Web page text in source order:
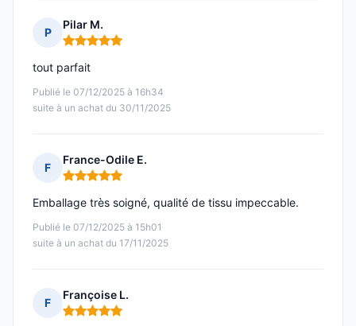
P
Pilar M.
Note : 5 sur 5
Publié le 07/12/2025 à 16h34
suite à un achat du 30/11/2025
tout parfait
F
France-Odile E.
Note : 5 sur 5
Publié le 07/12/2025 à 15h01
suite à un achat du 17/11/2025
Emballage très soigné, qualité de tissu impeccable.
F
Françoise L.
Note : 5 sur 5